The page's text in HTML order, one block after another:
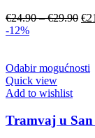
€24.90–€29.90
–
€
-12%
Odabir mogućnosti
Quick view
Add to wishlist
Tramvaj u San